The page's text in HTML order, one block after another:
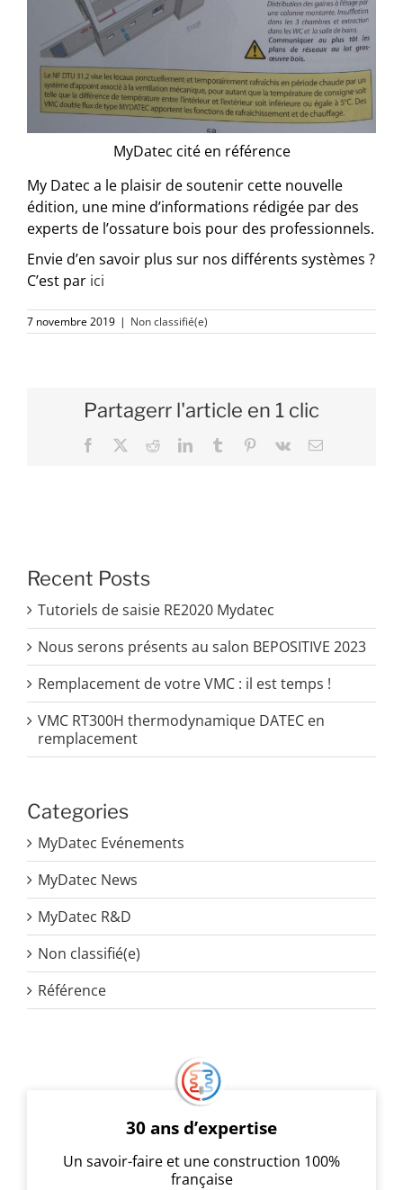
MyDatec cité en référence
My Datec a le plaisir de soutenir cette nouvelle
édition, une mine d’informations rédigée par des
experts de l’ossature bois pour des professionnels.
Envie d’en savoir plus sur nos différents systèmes ?
C’est par ici
7 novembre 2019 | Non classifié(e)
Partagerr l'article en 1 clic
Facebook RedditLinkedInTumblr Pinterest
Vk Email
Recent Posts
Tutoriels de saisie RE2020 Mydatec
Nous serons présents au salon BEPOSITIVE 2023
Remplacement de votre VMC : il est temps !
VMC RT300H thermodynamique DATEC en
remplacement
Categories
MyDatec Evénements
MyDatec News
MyDatec R&D
Non classifié(e)
Référence
30 ans d’expertise
Un savoir-faire et une construction 100%
française